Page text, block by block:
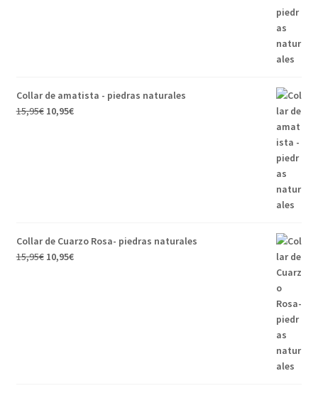
Collar de amatista - piedras naturales
15,95€ 10,95€
Collar de Cuarzo Rosa- piedras naturales
15,95€ 10,95€